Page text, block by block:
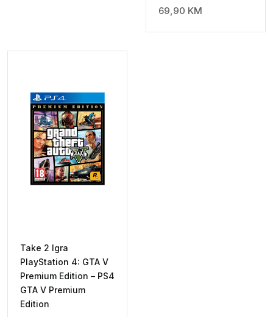
69,90 KM
Take 2 Igra
PlayStation 4: GTA V
Premium Edition – PS4
GTA V Premium
Edition